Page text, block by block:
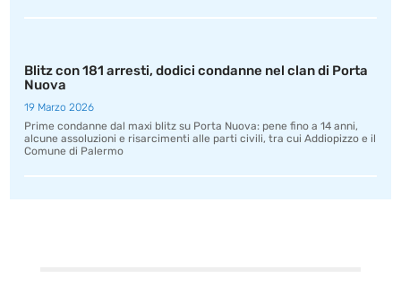
Blitz con 181 arresti, dodici condanne nel clan di Porta
Nuova
19 Marzo 2026
Prime condanne dal maxi blitz su Porta Nuova: pene fino a 14 anni,
alcune assoluzioni e risarcimenti alle parti civili, tra cui Addiopizzo e il
Comune di Palermo